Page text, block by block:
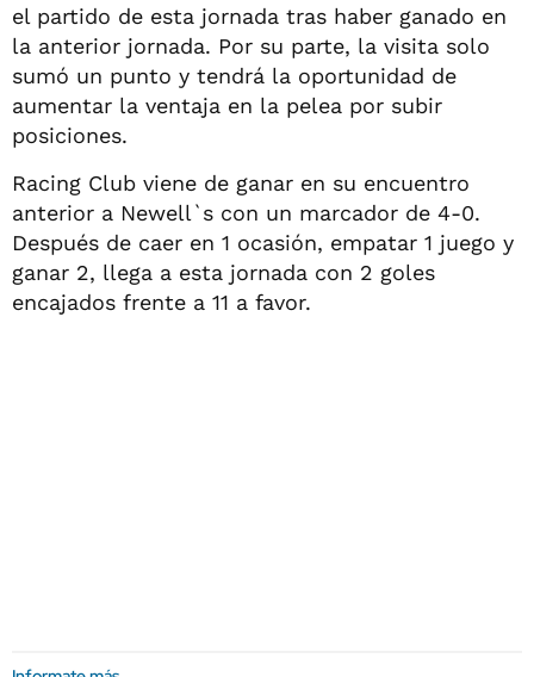
el partido de esta jornada tras haber ganado en
la anterior jornada. Por su parte, la visita solo
sumó un punto y tendrá la oportunidad de
aumentar la ventaja en la pelea por subir
posiciones.
Racing Club viene de ganar en su encuentro
anterior a Newell`s con un marcador de 4-0.
Después de caer en 1 ocasión, empatar 1 juego y
ganar 2, llega a esta jornada con 2 goles
encajados frente a 11 a favor.